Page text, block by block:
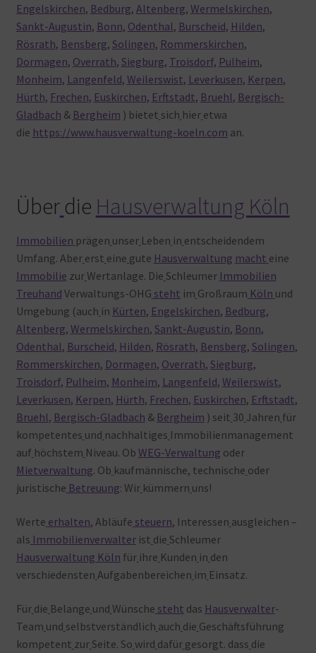
Engelskirchen, Bedburg, Altenberg, Wermelskirchen,
Sankt-Augustin, Bonn, Odenthal, Burscheid, Hilden,
Rösrath, Bensberg, Solingen, Rommerskirchen,
Dormagen, Overrath, Siegburg, Troisdorf, Pulheim,
Monheim, Langenfeld, Weilerswist, Leverkusen, Kerpen,
Hürth, Frechen, Euskirchen, Erftstadt, Bruehl, Bergisch-
Gladbach & Bergheim ) bietet sich hier etwa
die https://www.hausverwaltung-koeln.com an.
Über die Hausverwaltung Köln
Immobilien prägen unser Leben in entscheidendem
Umfang. Aber erst eine gute Hausverwaltung macht eine
Immobilie zur Wertanlage. Die Schleumer Immobilien
Treuhand Verwaltungs-OHG steht im Großraum Köln und
Umgebung (auch in Kürten, Engelskirchen, Bedburg,
Altenberg, Wermelskirchen, Sankt-Augustin, Bonn,
Odenthal, Burscheid, Hilden, Rösrath, Bensberg, Solingen,
Rommerskirchen, Dormagen, Overrath, Siegburg,
Troisdorf, Pulheim, Monheim, Langenfeld, Weilerswist,
Leverkusen, Kerpen, Hürth, Frechen, Euskirchen, Erftstadt,
Bruehl, Bergisch-Gladbach & Bergheim ) seit 30 Jahren für
kompetentes und nachhaltiges Immobilienmanagement
auf höchstem Niveau. Ob WEG-Verwaltung oder
Mietverwaltung. Ob kaufmännische, technische oder
juristische Betreuung: Wir kümmern uns!
Werte erhalten, Abläufe steuern, Interessen ausgleichen –
als Immobilienverwalterist die Schleumer
Hausverwaltung Köln für ihre Kunden in den
verschiedensten Aufgabenbereichen im Einsatz.
Für die Belange und Wünsche steht das Hausverwalter-
Team und selbstverständlich auch die Geschäftsführung
kompetent zur Seite. So wird dafür gesorgt. dass die